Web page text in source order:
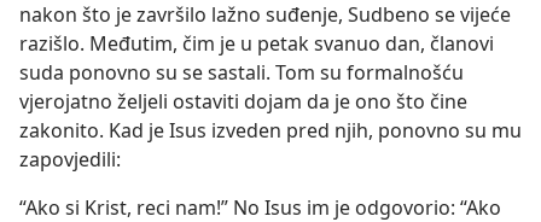
nakon što je završilo lažno suđenje, Sudbeno se vijeće
razišlo. Međutim, čim je u petak svanuo dan, članovi
suda ponovno su se sastali. Tom su formalnošću
vjerojatno željeli ostaviti dojam da je ono što čine
zakonito. Kad je Isus izveden pred njih, ponovno su mu
zapovjedili:
“Ako si Krist, reci nam!” No Isus im je odgovorio: “Ako